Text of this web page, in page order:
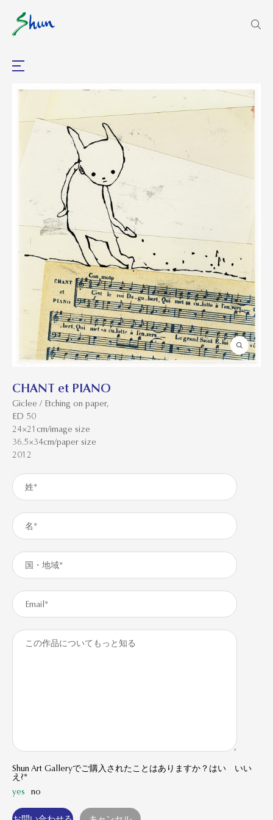
CHANT et PIANO
Giclee / Etching on paper,
ED 50
24×21cm/image size
36.5×34cm/paper size
2012
Shun Art Galleryでご購入されたことはありますか？はい いい
え?*
yes
no